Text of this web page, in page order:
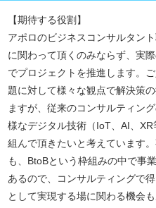
【期待する役割】
アポロのビジネスコンサルタン
に関わって頂くのみならず、実
でプロジェクトを推進します。
題に対して様々な観点で解決策
ますが、従来のコンサルティン
様なデジタル技術（IoT、AI、
組んで頂きたいと考えています
も、BtoBという枠組みの中で事
あるので、コンサルティングで
として実現する場に関わる機会も